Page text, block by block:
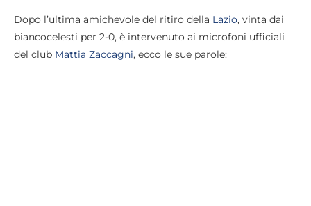
Dopo l’ultima amichevole del ritiro della Lazio, vinta dai
biancocelesti per 2-0, è intervenuto ai microfoni ufficiali
del club Mattia Zaccagni, ecco le sue parole: